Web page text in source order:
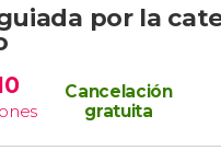
por la
Cancelación
gratuita